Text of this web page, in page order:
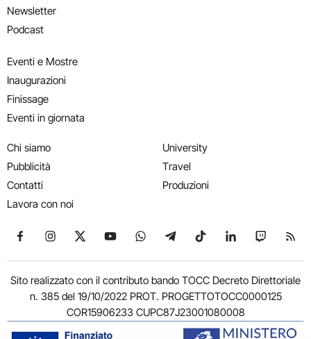
Newsletter
Podcast
Eventi e Mostre
Inaugurazioni
Finissage
Eventi in giornata
Chi siamo
Pubblicità
Contatti
Lavora con noi
University
Travel
Produzioni
Seguici su Facebook
Seguici su Instagram
Seguici su X
Seguici su YouTube
Seguici su WhatsApp
Seguici su Telegram
Seguici su TikTok
Seguici su
Seguici
Sito realizzato con il contributo bando TOCC Decreto Direttoriale
n. 385 del 19/10/2022 PROT. PROGETTOTOCC0000125
COR15906233 CUPC87J23001080008